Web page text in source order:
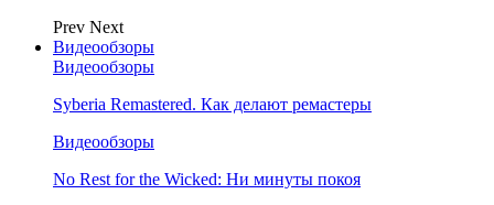
Prev Next
Видеообзоры
Видеообзоры
Syberia Remastered. Как делают ремастеры
Видеообзоры
No Rest for the Wicked: Ни минуты покоя